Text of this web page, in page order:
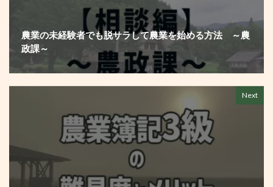
農業の未経験者でも脱サラして農業を始める方法 ～農
政課～
Next